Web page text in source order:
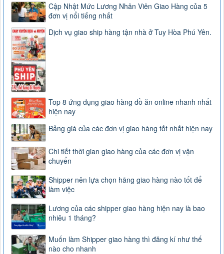
Cập Nhật Mức Lương Nhân Viên Giao Hàng của 5
đơn vị nổi tiếng nhất
Dịch vụ giao ship hàng tận nhà ở Tuy Hòa Phú Yên.
Top 8 ứng dụng giao hàng đồ ăn online nhanh nhất
hiện nay
Bảng giá của các đơn vị giao hàng tốt nhất hiện nay
Chi tiết thời gian giao hàng của các đơn vị vận
chuyển
Shipper nên lựa chọn hãng giao hàng nào tốt để
làm việc
Lương của các shipper giao hàng hiện nay là bao
nhiêu 1 tháng?
Muốn làm Shipper giao hàng thì đăng kí như thế
nào cho nhanh